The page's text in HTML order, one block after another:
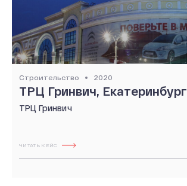
Строительство 2020
ТРЦ Гринвич, Екатеринбург
ТРЦ Гринвич
ЧИТАТЬ КЕЙС